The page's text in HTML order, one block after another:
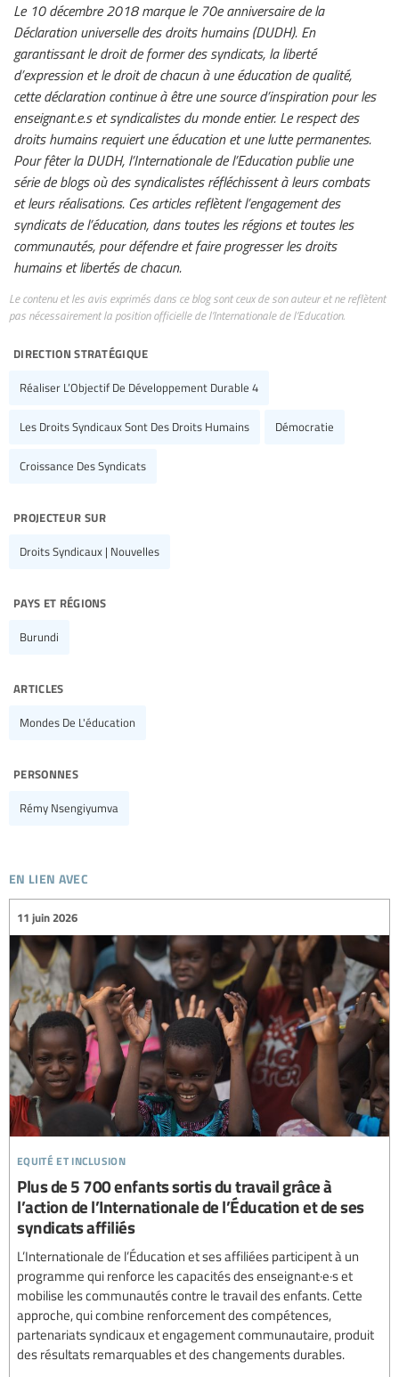
Le 10 décembre 2018 marque le 70e anniversaire de la
Déclaration universelle des droits humains (DUDH). En
garantissant le droit de former des syndicats, la liberté
d’expression et le droit de chacun à une éducation de qualité,
cette déclaration continue à être une source d’inspiration pour les
enseignant.e.s et syndicalistes du monde entier. Le respect des
droits humains requiert une éducation et une lutte permanentes.
Pour fêter la DUDH, l’Internationale de l’Education publie une
série de blogs où des syndicalistes réfléchissent à leurs combats
et leurs réalisations. Ces articles reflètent l’engagement des
syndicats de l’éducation, dans toutes les régions et toutes les
communautés, pour défendre et faire progresser les droits
humains et libertés de chacun.
Le contenu et les avis exprimés dans ce blog sont ceux de son auteur et ne reflètent
pas nécessairement la position officielle de l’Internationale de l’Education.
direction stratégique
Réaliser L’Objectif De Développement Durable 4
Les Droits Syndicaux Sont Des Droits Humains Démocratie
Croissance Des Syndicats
projecteur sur
Droits Syndicaux | Nouvelles
pays et régions
Burundi
articles
Mondes De L'éducation
personnes
Rémy Nsengiyumva
en lien avec
equité et inclusion
11 juin 2026
Plus de 5 700 enfants sortis du travail grâce à
l’action de l’Internationale de l’Éducation et de ses
syndicats affiliés
L’Internationale de l’Éducation et ses affiliées participent à un
programme qui renforce les capacités des enseignant·e·s et
mobilise les communautés contre le travail des enfants. Cette
approche, qui combine renforcement des compétences,
partenariats syndicaux et engagement communautaire, produit
des résultats remarquables et des changements durables.